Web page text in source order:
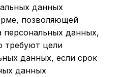
данных
позволяющей
персональных данных,
требуют цели
данных, если срок
данных